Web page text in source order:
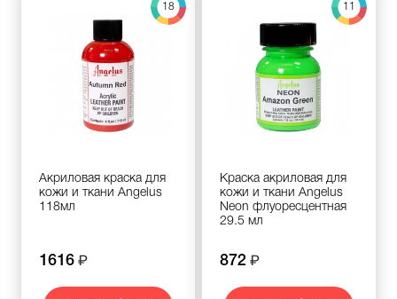
18
Акриловая краска для
кожи и ткани Angelus
118мл
1616
11
Краска акриловая для
кожи и ткани Angelus
Neon флуоресцентная
29.5 мл
872